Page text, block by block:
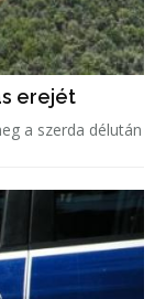
erejét
a szerda délután